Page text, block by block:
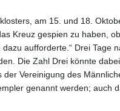
am 15. und 18.
Kreuz gespien zu haben,
aufforderte.“ Drei Tage
Die Zahl Drei könnte
Vereinigung des
genannt werden; auch